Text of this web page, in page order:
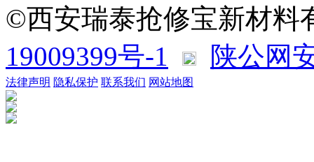
©西安瑞泰抢修宝新材
19009399号-1
陕公网
法律声明 隐私保护 联系我们 网站地图